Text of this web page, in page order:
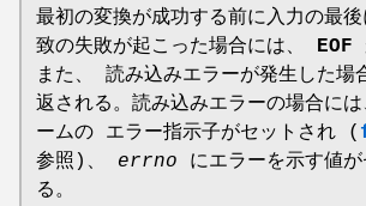
最初の変換が成功する前に入力の最
致の失敗が起こった場合には、
EOF
また、 読み込みエラーが発生した場
返される。読み込みエラーの場合には
ームの エラー指示子がセットされ (
参照)、 errno にエラーを示す値
る。